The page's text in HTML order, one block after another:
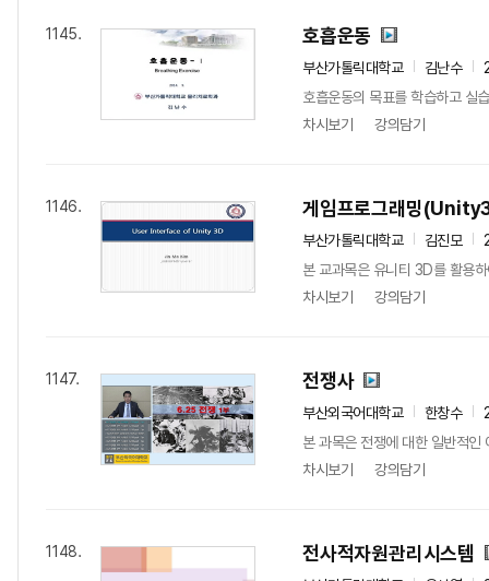
1145. 호흡운동
부산가톨릭대학교 김난수
호흡운동의 목표를 학습하고 실
차시보기
강의담기
1146. 게임프로그래밍
부산가톨릭대학교 김진모
본 교과목은 유니티 3D를 활용
차시보기
강의담기
1147. 전쟁사
부산외국어대학교 한창수
본 과목은 전쟁에 대한 일반적
차시보기
강의담기
1148. 전사적자원관리시스템